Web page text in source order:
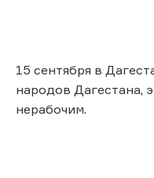
15 сентября в
народов Дагестана,
нерабочим.